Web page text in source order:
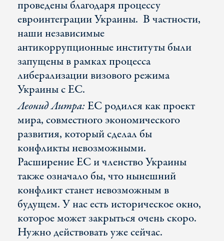
проведены благодаря процессу
евроинтеграции Украины. В частности,
наши независимые
антикоррупционные институты были
запущены в рамках процесса
либерализации визового режима
Украины с ЕС.
Леонид Литра:ЕС родился как проект
мира, совместного экономического
развития, который сделал бы
конфликты невозможными.
Расширение ЕС и членство Украины
также означало бы, что нынешний
конфликт станет невозможным в
будущем. У нас есть историческое окно,
которое может закрыться очень скоро.
Нужно действовать уже сейчас.